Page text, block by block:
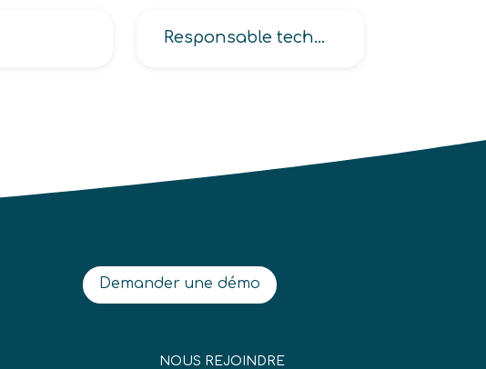
Responsable technique de la projection
Demander une démo
NOUS REJOINDRE